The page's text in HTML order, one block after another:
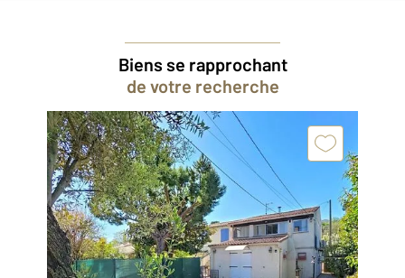
Biens se rapprochant
de votre recherche